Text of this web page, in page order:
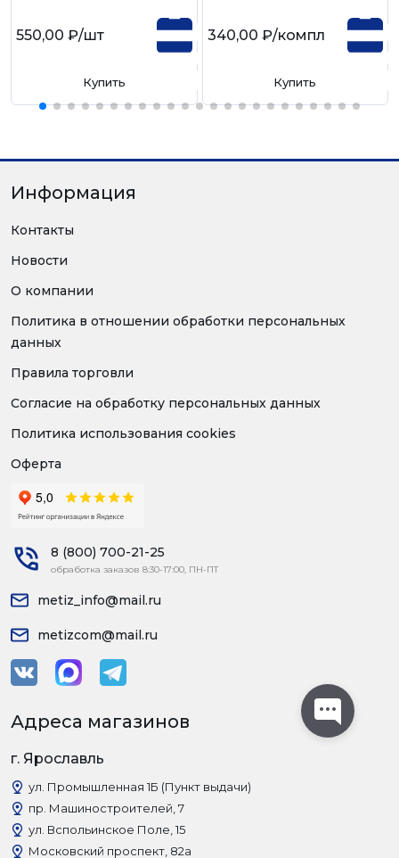
550,00 ₽/шт
Купить
340,00 ₽/компл
Купить
Информация
Контакты
Новости
О компании
Политика в отношении обработки персональных
данных
Правила торговли
Согласие на обработку персональных данных
Политика использования cookies
Оферта
8 (800) 700-21-25
обработка заказов 8:30-17:00, ПН-ПТ
metiz_info@mail.ru
metizcom@mail.ru
Адреса магазинов
г. Ярославль
ул. Промышленная 1Б (Пункт выдачи)
пр. Машиностроителей, 7
ул. Вспольинское Поле, 15
Московский проспект, 82а